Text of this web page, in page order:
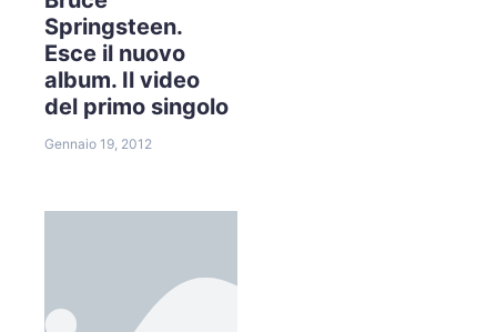
Springsteen.
Esce il nuovo
album. Il video
del primo singolo
Gennaio 19, 2012